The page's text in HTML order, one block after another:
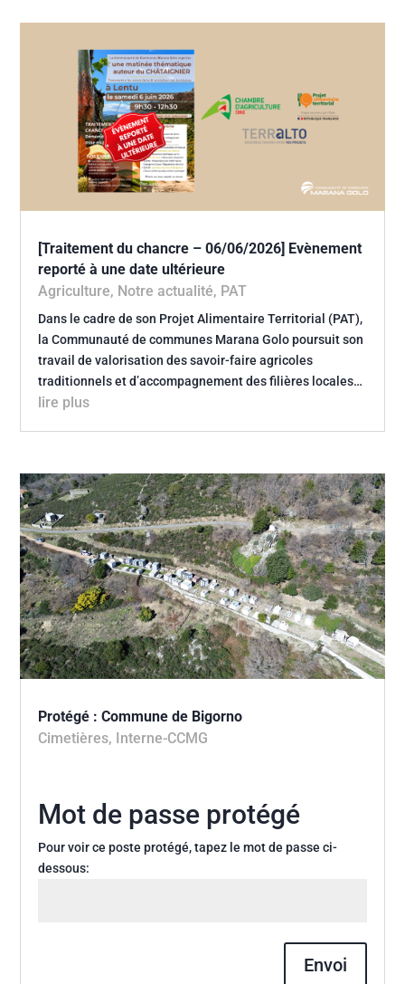
[Traitement du chancre – 06/06/2026] Evènement
reporté à une date ultérieure
Agriculture, Notre actualité, PAT
Dans le cadre de son Projet Alimentaire Territorial (PAT),
la Communauté de communes Marana Golo poursuit son
travail de valorisation des savoir-faire agricoles
traditionnels et d’accompagnement des filières locales…
lire plus
Protégé : Commune de Bigorno
Cimetières, Interne-CCMG
Mot de passe protégé
Pour voir ce poste protégé, tapez le mot de passe ci-
dessous:
Envoi